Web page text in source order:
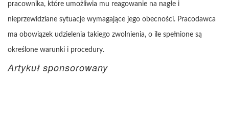
pracownika, które umożliwia mu reagowanie na nagłe i
nieprzewidziane sytuacje wymagające jego obecności. Pracodawca
ma obowiązek udzielenia takiego zwolnienia, o ile spełnione są
określone warunki i procedury.
Artykuł sponsorowany